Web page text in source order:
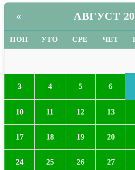
« АВГУСТ
ПОН УТО СРЕ ЧЕТ
3 4 5 6
10 11 12 13
17 18 19 20
24 25 26 27